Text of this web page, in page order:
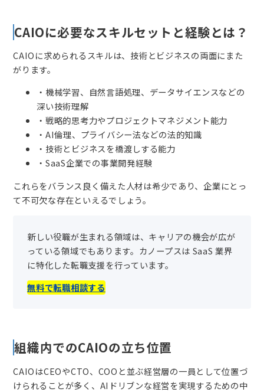
CAIOに必要なスキルセットと経験とは？
CAIOに求められるスキルは、技術とビジネスの両面にまた
がります。
・機械学習、自然言語処理、データサイエンスなどの
深い技術理解
・戦略的思考力やプロジェクトマネジメント能力
・AI倫理、プライバシー法などの法的知識
・技術とビジネスを橋渡しする能力
・SaaS企業での事業開発経験
これらをバランス良く備えた人材は希少であり、企業にとっ
て不可欠な存在といえるでしょう。
新しい役職が生まれる領域は、キャリアの機会が広が
っている領域でもあります。カノープスは SaaS 業界
に特化した転職支援を行っています。
無料で転職相談する
組織内でのCAIOの立ち位置
CAIOはCEOやCTO、COOと並ぶ経営層の一員として位置づ
けられることが多く、AIドリブンな経営を実現するための中